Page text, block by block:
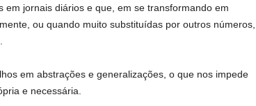
jornais diários e que, em se transformando em
ou quando muito substituídas por outros números,
em abstrações e generalizações, o que nos impede
e necessária.